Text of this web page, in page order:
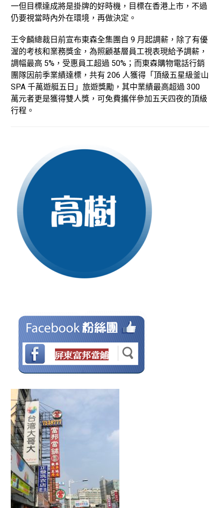
一但目標達成將是掛牌的好時機，目標在香港上市，不過
仍要視當時內外在環境，再做決定。
王令麟總裁日前宣布東森全集團自 9 月起調薪，除了有優
渥的考核和業務獎金，為照顧基層員工視表現給予調薪，
調幅最高 5%，受惠員工超過 50%；而東森購物電話行銷
團隊因前季業績達標，共有 206 人獲得「頂級五星級釜山
SPA 千萬遊艇五日」旅遊獎勵，其中業績最高超過 300
萬元者更是獲得雙人獎，可免費攜伴參加五天四夜的頂級
行程。